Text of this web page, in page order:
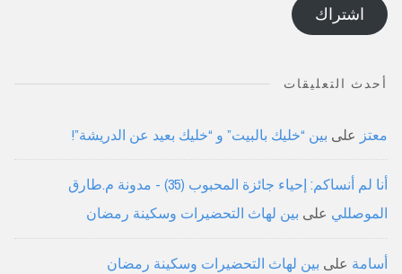
اشتراك
أحدث التعليقات
معتز على بين “خليك بالبيت” و “خليك بعيد عن الدريشة”!
أنا لم أنساكم: إحياء جائزة المحبوب (35) - مدونة م.طارق
الموصللي على بين لهاث التحضيرات وسكينة رمضان
أسامة على بين لهاث التحضيرات وسكينة رمضان